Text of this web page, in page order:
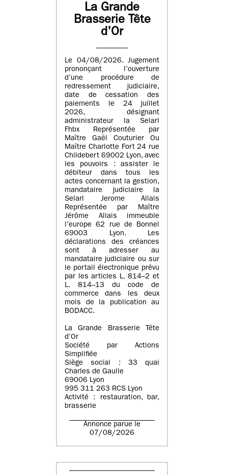
La Grande
Brasserie Tête
d'Or
Le 04/08/2026. Jugement
prononçant l’ouverture
d’une procédure de
redressement judiciaire,
date de cessation des
paiements le 24 juillet
2026, désignant
administrateur la Selarl
Fhbx Représentée par
Maître Gaël Couturier Ou
Maître Charlotte Fort 24 rue
Childebert 69002 Lyon, avec
les pouvoirs : assister le
débiteur dans tous les
actes concernant la gestion,
mandataire judiciaire la
Selarl Jerome Allais
Représentée par Maître
Jérôme Allais immeuble
l’europe 62 rue de Bonnel
69003 Lyon. Les
déclarations des créances
sont à adresser au
mandataire judiciaire ou sur
le portail électronique prévu
par les articles L. 814–2 et
L. 814–13 du code de
commerce dans les deux
mois de la publication au
BODACC.
La Grande Brasserie Tête
d’Or
Société par Actions
Simplifiée
Siège social : 33 quai
Charles de Gaulle
69006 Lyon
995 311 263 RCS Lyon
Activité : restauration, bar,
brasserie
Annonce parue le
07/08/2026